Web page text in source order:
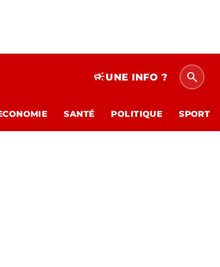
campaignUNE INFO ? search
SANTÉ POLITIQUE SPORT